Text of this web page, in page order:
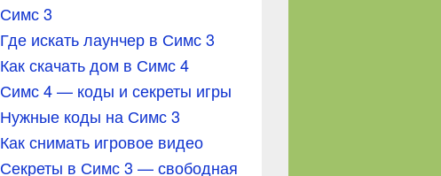
Симс 3
Где искать лаунчер в Симс 3
Как скачать дом в Симс 4
Симс 4 — коды и секреты игры
Нужные коды на Симс 3
Как снимать игровое видео
Секреты в Симс 3 — свободная